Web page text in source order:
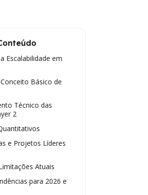
Escalabilidade em
Básico de
Técnico das
2
e Projetos Líderes
Atuais
para 2026 e